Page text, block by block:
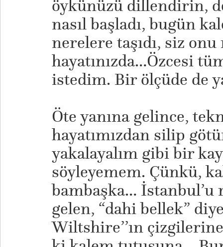
öykünüzü dillendirin,
nasıl başladı, bugün
nerelere taşıdı, siz
hayatınızda…Özcesi
istedim. Bir ölçüde de
Öte yanına gelince,
hayatımızdan silip
yakalayalım gibi bir
söyleyemem. Çünkü,
bambaşka…
gelen, “dahi bellek”
Wiltshire’’ın